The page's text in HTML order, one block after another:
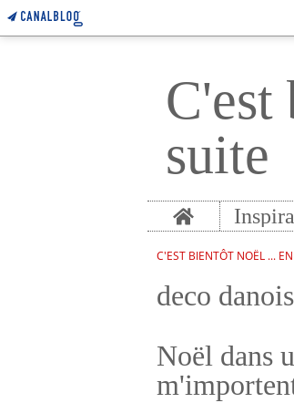
C'est
suite
Home
C'EST BIENTÔT NOËL ...
deco
Noël dans